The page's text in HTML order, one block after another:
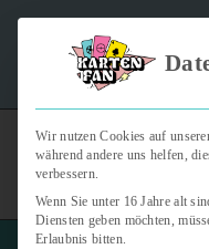
"Kartenfan – Der
Wir nutzen Cookies auf
während andere uns helfen,
verbessern.
Wenn Sie unter 16 Jahre alt
Diensten geben möchten,
Erlaubnis bitten.